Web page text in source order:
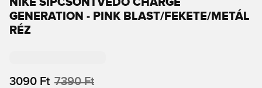
NIKE SÍPCSONTVÉDŐ CHARGE
GENERATION - PINK BLAST/FEKETE/METÁL
RÉZ
3090 Ft 7390 Ft